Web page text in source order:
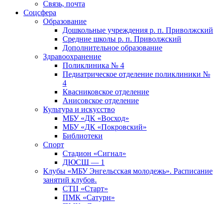
Связь, почта
Соцсфера
Образование
Дошкольные учреждения р. п. Приволжский
Средние школы р. п. Приволжский
Дополнительное образование
Здравоохранение
Поликлиника № 4
Педиатрическое отделение поликлиники №
4
Квасниковское отделение
Анисовское отделение
Культура и искусство
МБУ «ДК «Восход»
МБУ «ДК «Покровский»
Библиотеки
Спорт
Стадион «Сигнал»
ДЮСШ — 1
Клубы «МБУ Энгельсская молодежь». Расписание
занятий клубов.
СТЦ «Старт»
ПМК «Сатурн»